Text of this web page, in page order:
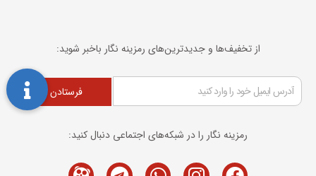
از تخفیف‌ها و جدیدترین‌های رمزینه نگار باخبر شوید:
فرستادن
رمزینه نگار را در شبکه‌های اجتماعی دنبال کنید: